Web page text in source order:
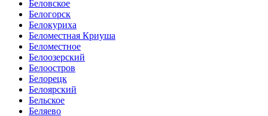
Беловское
Белогорск
Белокуриха
Беломестная Криуша
Беломестное
Белоозерский
Белоостров
Белорецк
Белоярский
Бельское
Беляево